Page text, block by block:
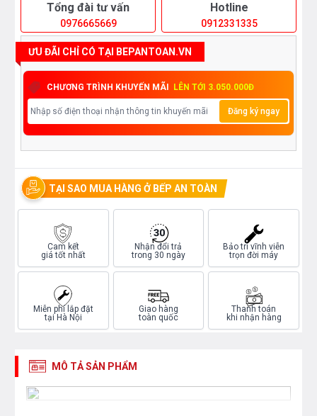
Tổng đài tư vấn
0976665669
Hotline
0912331335
ƯU ĐÃI CHỈ CÓ TẠI BEPANTOAN.VN
CHƯƠNG TRÌNH KHUYẾN MÃI LÊN TỚI 3.050.000Đ
Đăng ký ngay
TẠI SAO MUA HÀNG Ở BẾP AN TOÀN
Cam kết
giá tốt nhất
Nhận đổi trả
trong 30 ngày
Bảo trì vĩnh viễn
trọn đời máy
Miễn phí lắp đặt
tại Hà Nội
Giao hàng
toàn quốc
Thanh toán
khi nhận hàng
MÔ TẢ SẢN PHẨM